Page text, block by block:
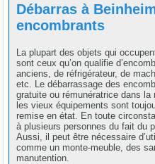
Débarras à
encombrants
La plupart des objets qui
sont ceux qu’on qualifie
anciens, de réfrigérateur, de
etc. Le débarrassage des
gratuite ou rémunératrice dans
les vieux équipements sont
remise en état. En toute
à plusieurs personnes du fait du
Aussi, il peut être nécessaire
comme un monte-meuble, des
manutention.